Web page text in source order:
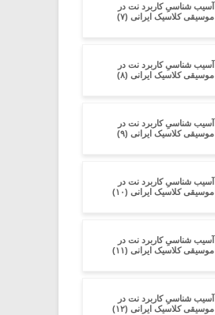
آسیب شناسیِ کاربرد نت در
موسیقی کلاسیک ایرانی (۷)
آسیب شناسیِ کاربرد نت در
موسیقی کلاسیک ایرانی (۸)
آسیب شناسیِ کاربرد نت در
موسیقی کلاسیک ایرانی (۹)
آسیب شناسیِ کاربرد نت در
موسیقی کلاسیک ایرانی (۱۰)
آسیب شناسیِ کاربرد نت در
موسیقی کلاسیک ایرانی (۱۱)
آسیب شناسیِ کاربرد نت در
موسیقی کلاسیک ایرانی (۱۲)